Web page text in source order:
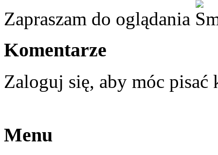
Zapraszam do oglądania
Komentarze
Zaloguj się, aby móc
Menu